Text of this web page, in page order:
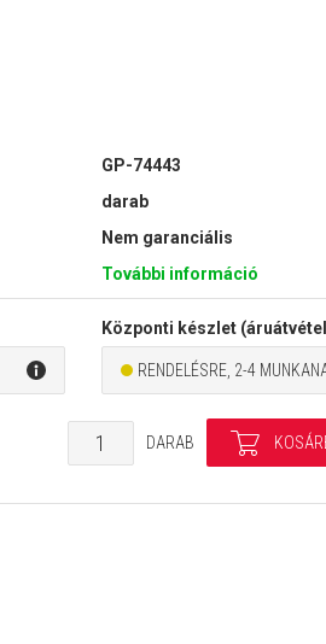
GP-74443
darab
Nem garanciális
További információ
Központi készlet
RENDELÉSRE, 2-4
DARAB